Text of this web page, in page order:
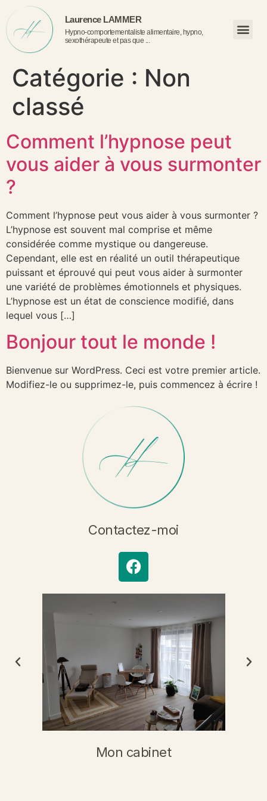
Laurence LAMMER
Hypno-comportementaliste alimentaire, hypno,
sexothérapeute et pas que ...
Catégorie : Non
classé
Comment l’hypnose peut
vous aider à vous surmonter
?
Comment l’hypnose peut vous aider à vous surmonter ?
L’hypnose est souvent mal comprise et même
considérée comme mystique ou dangereuse.
Cependant, elle est en réalité un outil thérapeutique
puissant et éprouvé qui peut vous aider à surmonter
une variété de problèmes émotionnels et physiques.
L’hypnose est un état de conscience modifié, dans
lequel vous […]
Bonjour tout le monde !
Bienvenue sur WordPress. Ceci est votre premier article.
Modifiez-le ou supprimez-le, puis commencez à écrire !
Contactez-moi
Mon cabinet